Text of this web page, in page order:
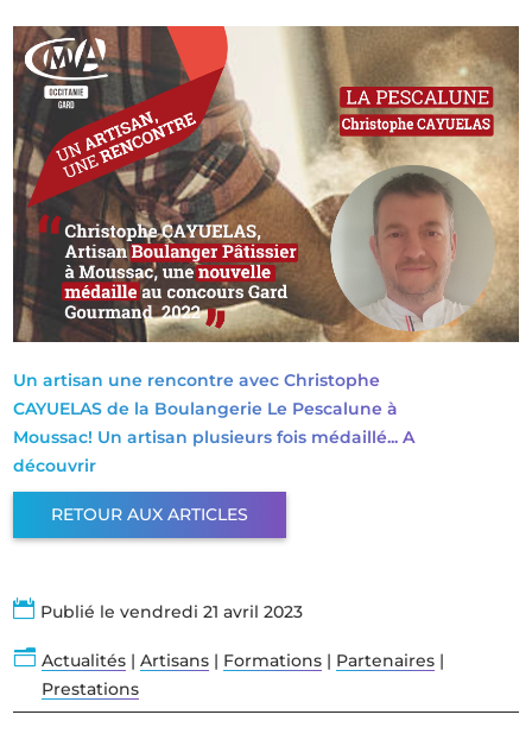
Un artisan une rencontre avec Christophe
CAYUELAS de la Boulangerie Le Pescalune à
Moussac! Un artisan plusieurs fois médaillé... A
découvrir
RETOUR AUX ARTICLES
 Publié le vendredi 21 avril 2023
n Actualités| Artisans| Formations| Partenaires|
Prestations